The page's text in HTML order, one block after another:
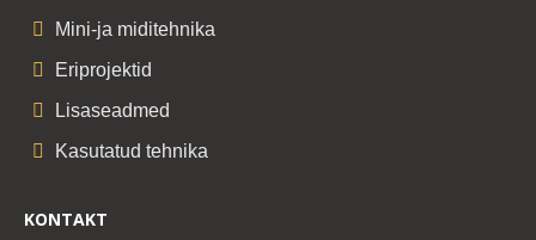
Mini-ja miditehnika
Eriprojektid
Lisaseadmed
Kasutatud tehnika
KONTAKT